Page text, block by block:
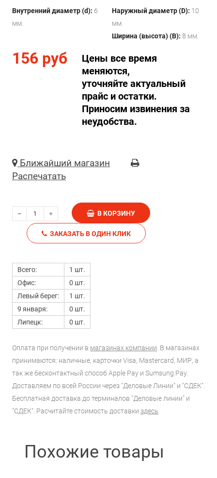
Внутренний диаметр (d): 6
мм.
Наружный диаметр (D): 10
мм.
Ширина (высота) (B): 8 мм.
156 руб
Цены все время
меняются,
уточняйте актуальный
прайс и остатки.
Приносим извинения за
неудобства.
Ближайший магазин
Распечатать
В КОРЗИНУ
ЗАКАЗАТЬ В ОДИН КЛИК
Всего:
1 шт.
Офис:
0 шт.
Левый берег:
1 шт.
9 января:
0 шт.
Липецк:
0 шт.
Оплата при получении в магазинах компании . В магазинах
принимаются: наличные, карточки Visa, Mastercard, МИР, а
так же бесконтактный способ Apple Pay и Sumsung Pay.
Доставляем по всей России через "Деловые Линии" и "СДЕК".
Бесплатная доставка до терминалов "Деловые линии" и
"СДЕК". Расчитайте стоимость доставки здесь
Похожие товары